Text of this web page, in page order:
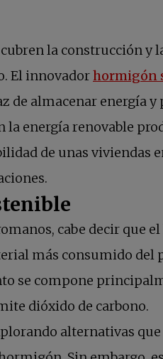
la construcción
El innovadorhormigón
de almacenar energía
la energía renovable
de unas viviendas
cabe decir que
más consumido
se compone
dióxido de carbono.
alternativas